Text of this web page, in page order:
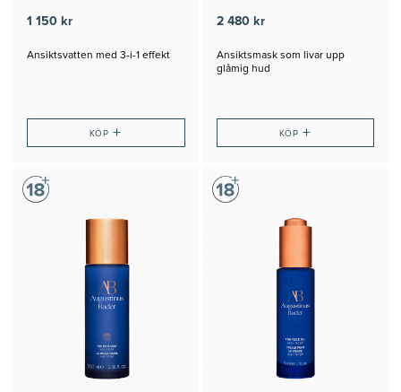
1 150 kr
Ansiktsvatten med 3-i-1 effekt
KÖP+
2 480 kr
Ansiktsmask som livar upp
glåmig hud
KÖP +